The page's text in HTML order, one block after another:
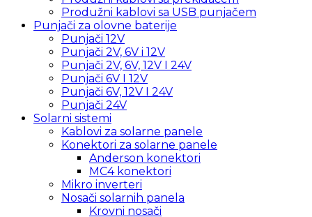
Produžni kablovi sa USB punjačem
Punjači za olovne baterije
Punjači 12V
Punjači 2V, 6V i 12V
Punjači 2V, 6V, 12V I 24V
Punjači 6V I 12V
Punjači 6V, 12V I 24V
Punjači 24V
Solarni sistemi
Kablovi za solarne panele
Konektori za solarne panele
Anderson konektori
MC4 konektori
Mikro inverteri
Nosači solarnih panela
Krovni nosači